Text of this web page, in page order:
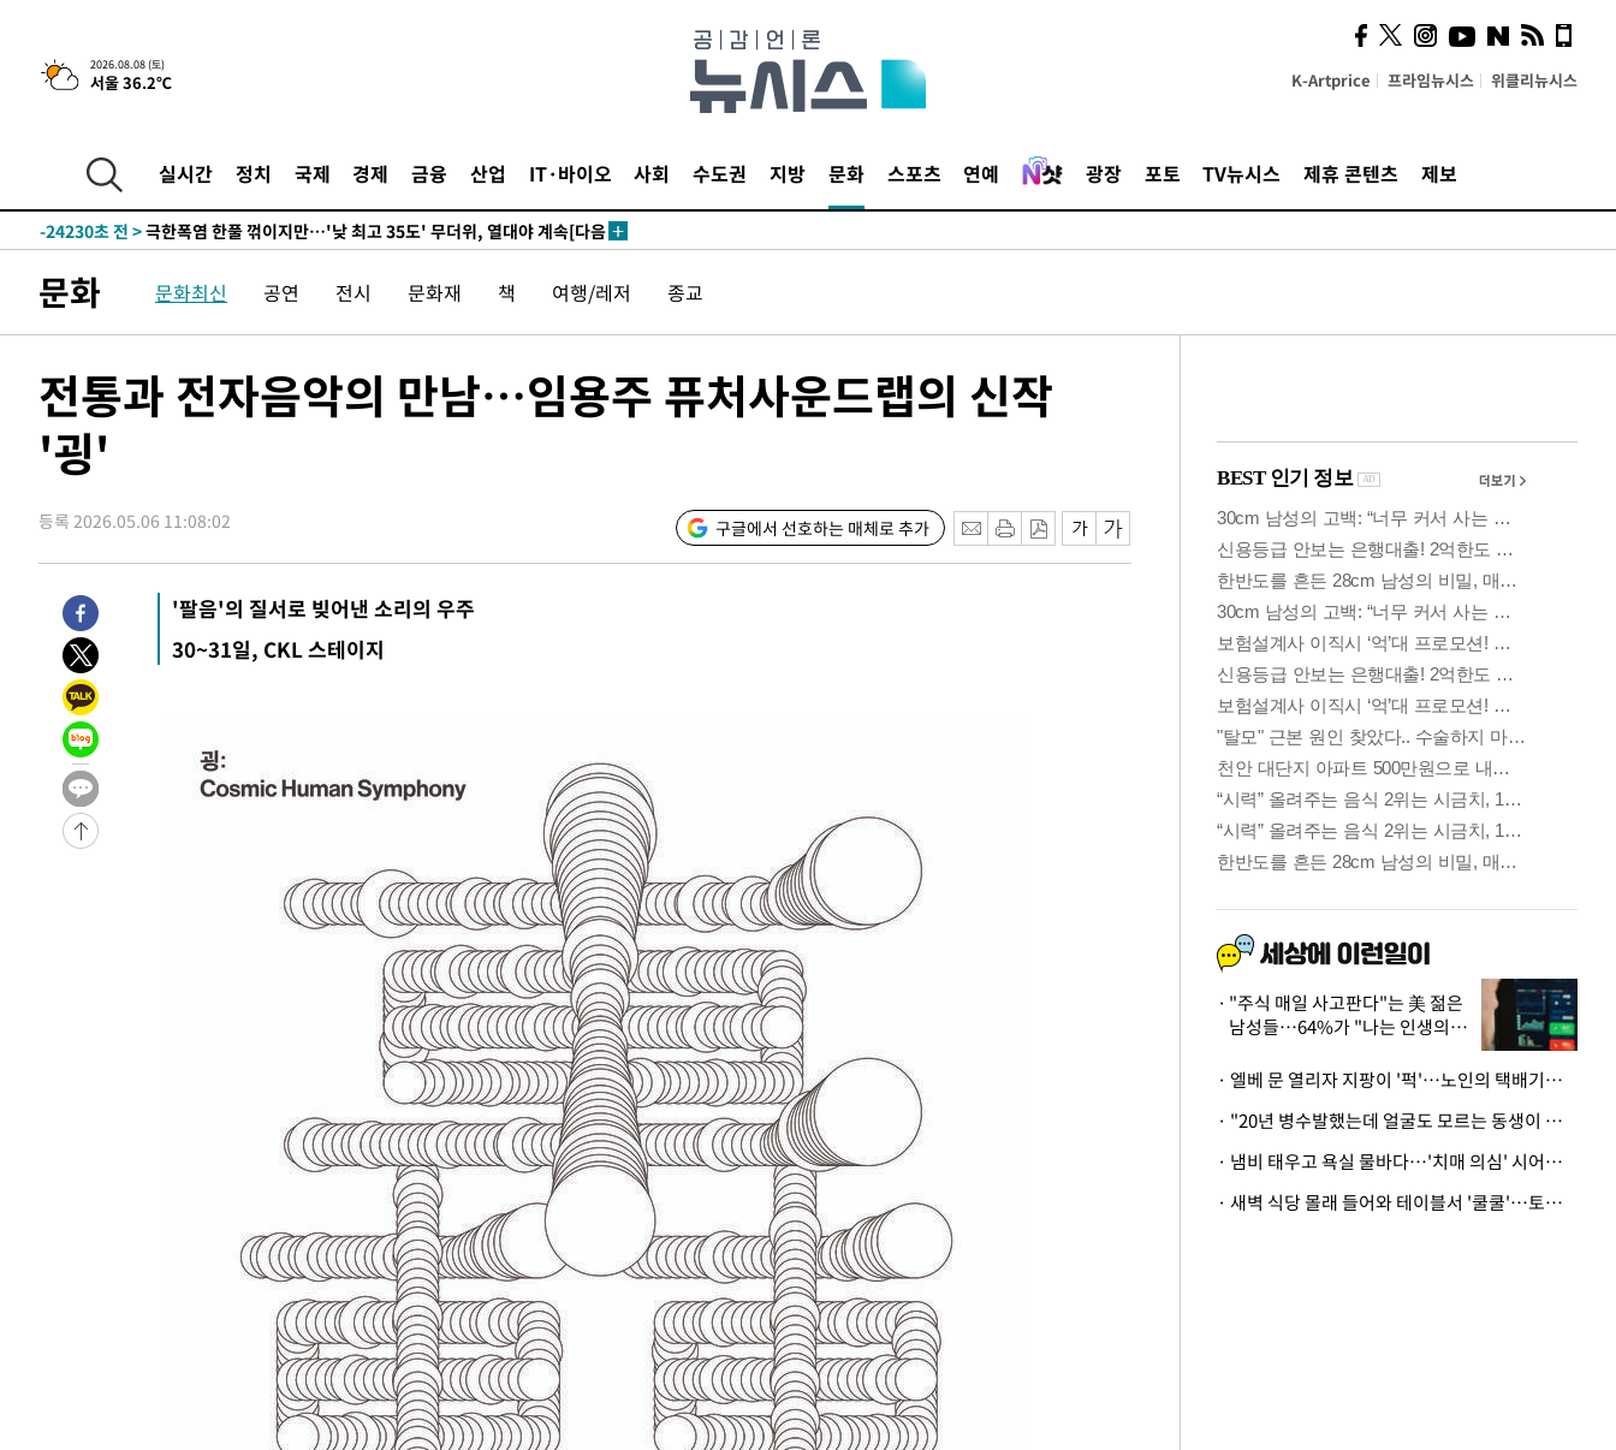
2026.08.08 (토)
서울 36.2℃ K-Artprice 프라임뉴시스 위클리뉴시스
실시간 정치 국제 경제 금융 산업 IT·바이오 사회 수도권 지방 문화 스포츠 연예 광장 포토 TV뉴시스 제휴 콘텐츠 제보
-1512초 전 >[속보]뉴욕증시 상승 마감…S&P 0.6% 나스닥 1.3%↑
-31093초 전 >선재도서 해루질 나섰다 실종 60대, 닷새 만에 숨진 채 발견
-28003초 전 >
여수 오동도 해상서 모터보트 전복…1명 사망·1명 실종
-24230초 전 >
주 날씨]
-21248초 전 >축구협회 "압수수색·성접대 논란 사과…쇄신의 기회로 삼겠다"
송"
-8386초 전 >
'최고 37도' 폭염 지속…강원동해안 최대 150㎜ 비
-1512초 전 >[속보]뉴욕증시 상승 마감…S&P 0.6% 나스닥 1.3%↑
-28627초 전 >남자 농구, 나고야 아시안게임서 '홈팀' 일본과 한일전
-28003초 전 >
-24230초 전 >
-19765초 전 >[속보]'압수수색·성접대 논란' 축구협회 "실망과 걱정 안겨드려 죄
송"
-8386초 전 >'최고 37도' 폭염 지속…강원동해안 최대 150㎜ 비
-1512초 전 >
[속보]뉴욕증시 상승 마감…S&P 0.6% 나스닥 1.3%↑
문화 문화최신 공연 전시 문화재 책 여행/레저 종교
전통과 전자음악의 만남…임용주 퓨처사운드랩의 신작
'굉'
등록 2026.05.06 11:08:02 구글에서 선호하는 매체로 추가
'팔음'의 질서로 빚어낸 소리의 우주
30~31일, CKL 스테이지
사이 해답 찾았죠"…알을
깨고 나온 '초자아'
"주식 매일 사고판다"는 美 젊은
남성들…64%가 "나는 인생의
· 엘베 문 열리자 지팡이 '퍽'…노인의 택배기사 폭행 이유
· "20년 병수발했는데 얼굴도 모르는 동생이 유산 절반을"…배다른 형제 상속권 있을까
· 냄비 태우고 욕실 물바다…'치매 의심' 시어머니 검사 권유했다가 '날벼락'
· 새벽 식당 몰래 들어와 테이블서 '쿨쿨'…토사물 남기고 사라진 남성